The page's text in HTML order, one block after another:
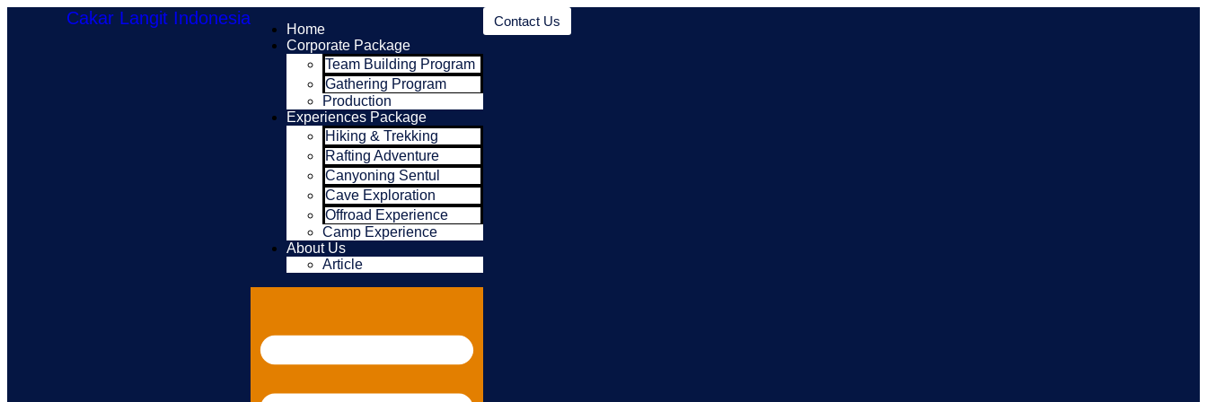
Cakar Langit Indonesia
Home
Corporate Package
Team Building Program
Gathering Program
Production
Experiences Package
Hiking & Trekking
Rafting Adventure
Canyoning Sentul
Cave Exploration
Offroad Experience
Camp Experience
About Us
Article
Contact Us